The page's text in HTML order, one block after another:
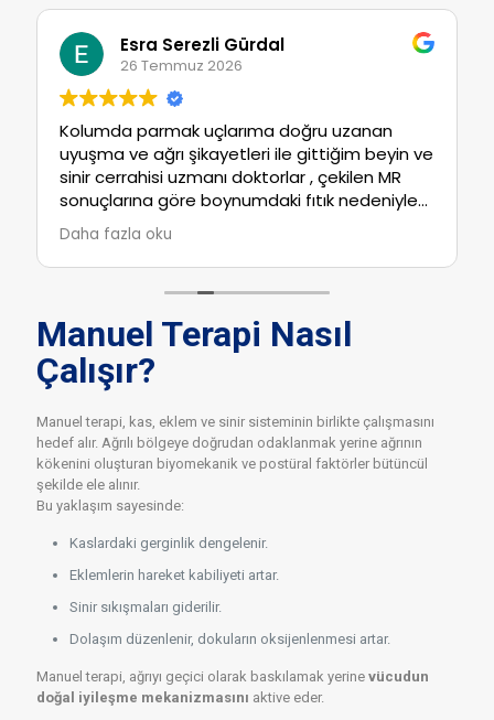
Esra Serezli Gürdal
26 Temmuz 2026
Kolumda parmak uçlarıma doğru uzanan
uyuşma ve ağrı şikayetleri ile gittiğim beyin ve
sinir cerrahisi uzmanı doktorlar , çekilen MR
sonuçlarına göre boynumdaki fıtık nedeniyle
ameliyat olmam gerektiğini belirttiler
.Sıkıntılarım ve kolumdaki güç kaybı nedeniyle
ameliyat olarak bu durumdan bir an önce
kurtulmayı düşünürken yolum Kaan Akın
Hocamızla kesişti.Aldığım tedavi ile kolumdaki
uyuşmalar geçti.Hocamız bu süreçte
vücudumda sorun olduğunu tespit ettiği
başka bölgelere de çalışarak çok yönlü bir
ile beni şifaya kavuşturan Kaan hocam ve
ekibine sonsuz teşekkür borçluyum.
Daha fazla oku
Manuel Terapi Nasıl
Çalışır?
Manuel terapi, kas, eklem ve sinir sisteminin birlikte çalışmasını
hedef alır. Ağrılı bölgeye doğrudan odaklanmak yerine ağrının
kökenini oluşturan biyomekanik ve postüral faktörler bütüncül
şekilde ele alınır.
Bu yaklaşım sayesinde:
Kaslardaki gerginlik dengelenir.
Eklemlerin hareket kabiliyeti artar.
Sinir sıkışmaları giderilir.
Dolaşım düzenlenir, dokuların oksijenlenmesi artar.
Manuel terapi, ağrıyı geçici olarak baskılamak yerine vücudun
doğal iyileşme mekanizmasını aktive eder.